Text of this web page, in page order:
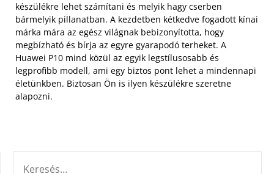
készülékre lehet számítani és melyik hagy cserben
bármelyik pillanatban. A kezdetben kétkedve fogadott kínai
márka mára az egész világnak bebizonyította, hogy
megbízható és bírja az egyre gyarapodó terheket. A
Huawei P10 mind közül az egyik legstílusosabb és
legprofibb modell, ami egy biztos pont lehet a mindennapi
életünkben. Biztosan Ön is ilyen készülékre szeretne
alapozni.